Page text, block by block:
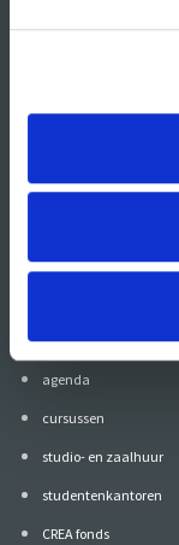
Volg CREA ookop:
direct naar
agenda
cursussen
studio- en zaalhuur
studentenkantoren
CREA fonds